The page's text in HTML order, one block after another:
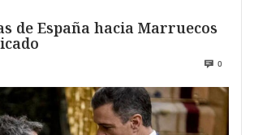
de España hacia Marruecos
0